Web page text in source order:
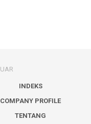
INDEKS
COMPANY PROFILE
TENTANG